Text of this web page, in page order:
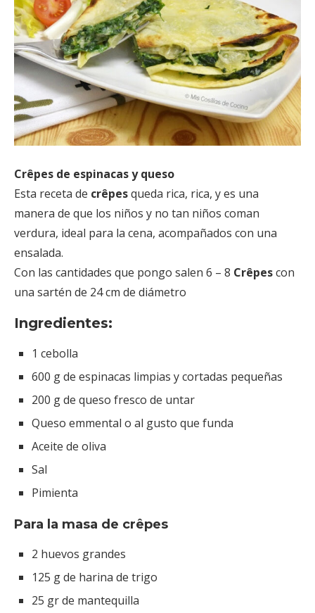
Crêpes de espinacas y queso
Esta receta de crêpesqueda rica, rica, y es una
manera de que los niños y no tan niños coman
verdura, ideal para la cena, acompañados con una
ensalada.
Con las cantidades que pongo salen 6 – 8 Crêpescon
una sartén de 24 cm de diámetro
Ingredientes:
1 cebolla
600 g de espinacas limpias y cortadas pequeñas
200 g de queso fresco de untar
Queso emmental o al gusto que funda
Aceite de oliva
Sal
Pimienta
Para la masa de crêpes
2 huevos grandes
125 g de harina de trigo
25 gr de mantequilla